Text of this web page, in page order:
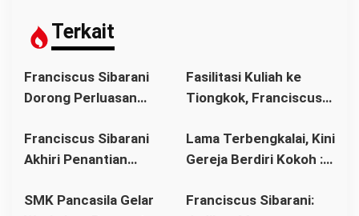
p
o
s
Terkait
Franciscus Sibarani
Dorong Perluasan
sebagai Upaya Cegah
Pernikahan Dini di
Fasilitasi Kuliah ke
Tiongkok, Franciscus
Tua Dukung Pendidikan
Anak
Franciscus Sibarani
Akhiri Penantian
Bawat Keuskupan
Lama Terbengkalai, Kini
Gereja Berdiri Kokoh :
Wujudkan Politik
SMK Pancasila Gelar
Franciscus Sibarani: